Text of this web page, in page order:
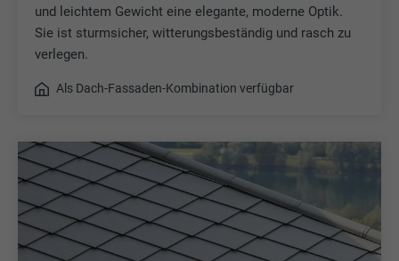
und leichtem Gewicht eine elegante, moderne Optik.
Sie ist sturmsicher, witterungsbeständig und rasch zu
verlegen.
Als Dach-Fassaden-Kombination verfügbar